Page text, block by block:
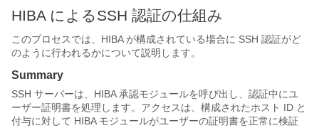
HIBA によるSSH 認証の仕組み
このプロセスでは、HIBA が構成されている場合に SSH 認証がど
のように行われるかについて説明します。
Summary
SSH サーバーは、HIBA 承認モジュールを呼び出し、認証中にユ
ーザー証明書を処理します。アクセスは、構成されたホスト ID と
付与に対して HIBA モジュールがユーザーの証明書を正常に検証